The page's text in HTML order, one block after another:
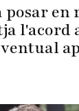
en
l'acord